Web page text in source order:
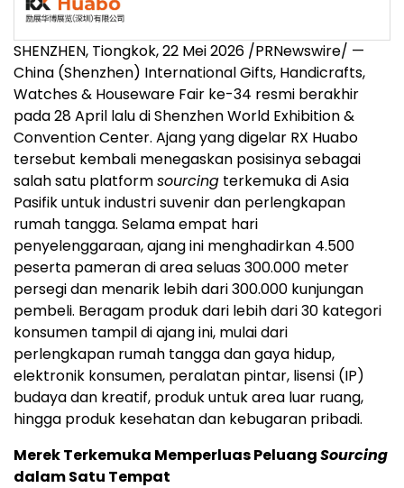
SHENZHEN, Tiongkok, 22 Mei 2026 /PRNewswire/ —
China (Shenzhen) International Gifts, Handicrafts,
Watches & Houseware Fair ke-34 resmi berakhir
pada 28 April lalu di Shenzhen World Exhibition &
Convention Center. Ajang yang digelar RX Huabo
tersebut kembali menegaskan posisinya sebagai
salah satu platformsourcing terkemuka di Asia
Pasifik untuk industri suvenir dan perlengkapan
rumah tangga. Selama empat hari
penyelenggaraan, ajang ini menghadirkan 4.500
peserta pameran di area seluas 300.000 meter
persegi dan menarik lebih dari 300.000 kunjungan
pembeli. Beragam produk dari lebih dari 30 kategori
konsumen tampil di ajang ini, mulai dari
perlengkapan rumah tangga dan gaya hidup,
elektronik konsumen, peralatan pintar, lisensi (IP)
budaya dan kreatif, produk untuk area luar ruang,
hingga produk kesehatan dan kebugaran pribadi.
Merek Terkemuka Memperluas PeluangSourcing
dalam Satu Tempat